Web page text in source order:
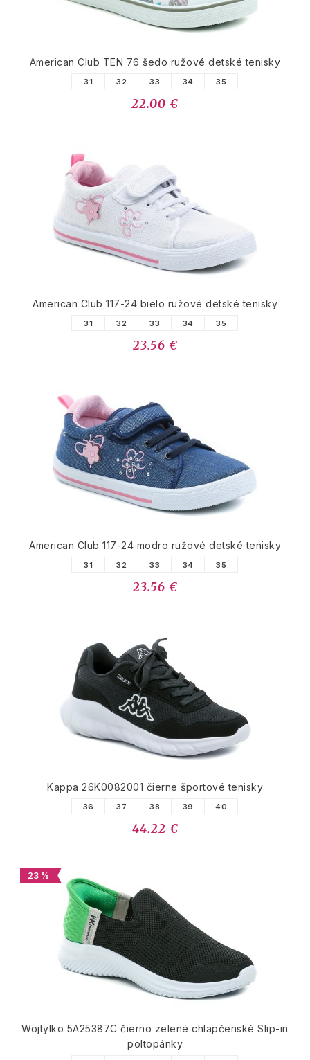
American Club TEN 76 šedo ružové detské tenisky
31 32 33 34 35
22.00 €
American Club 117-24 bielo ružové detské tenisky
31 32 33 34 35
23.56 €
American Club 117-24 modro ružové detské tenisky
31 32 33 34 35
23.56 €
Kappa 26K0082001 čierne športové tenisky
36 37 38 39 40
44.22 €
23 %
Wojtylko 5A25387C čierno zelené chlapčenské Slip-in
poltopánky